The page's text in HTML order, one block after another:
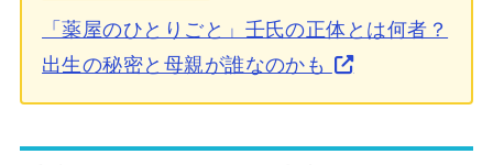
「薬屋のひとりごと」壬氏の正体とは何者？
出生の秘密と母親が誰なのかも